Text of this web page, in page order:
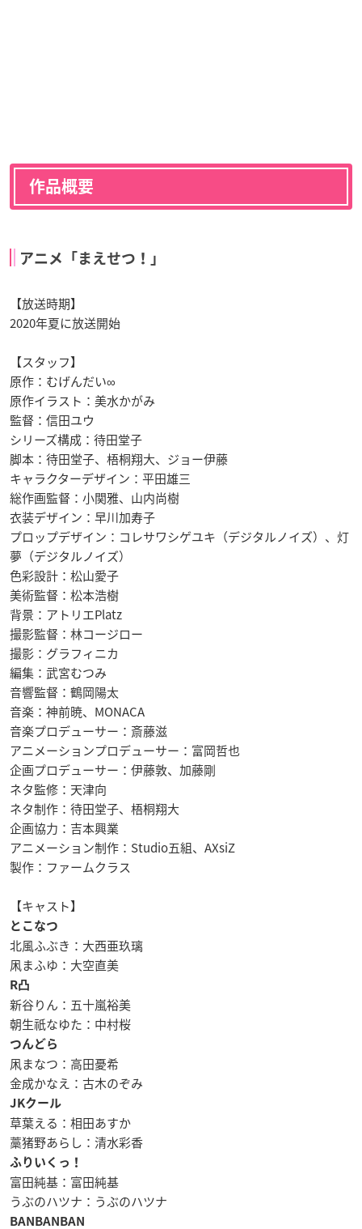
作品概要
アニメ「まえせつ！」
【放送時期】
2020年夏に放送開始
【スタッフ】
原作：むげんだい∞
原作イラスト：美水かがみ
監督：信田ユウ
シリーズ構成：待田堂子
脚本：待田堂子、梧桐翔大、ジョー伊藤
キャラクターデザイン：平田雄三
総作画監督：小関雅、山内尚樹
衣装デザイン：早川加寿子
プロップデザイン：コレサワシゲユキ（デジタルノイズ）、灯
夢（デジタルノイズ）
色彩設計：松山愛子
美術監督：松本浩樹
背景：アトリエPlatz
撮影監督：林コージロー
撮影：グラフィニカ
編集：武宮むつみ
音響監督：鶴岡陽太
音楽：神前暁、MONACA
音楽プロデューサー：斎藤滋
アニメーションプロデューサー：富岡哲也
企画プロデューサー：伊藤敦、加藤剛
ネタ監修：天津向
ネタ制作：待田堂子、梧桐翔大
企画協力：吉本興業
アニメーション制作：Studio五組、AXsiZ
製作：ファームクラス
【キャスト】
とこなつ
北風ふぶき：大西亜玖璃
凩まふゆ：大空直美
R凸
新谷りん：五十嵐裕美
朝生祇なゆた：中村桜
つんどら
凩まなつ：高田憂希
金成かなえ：古木のぞみ
JKクール
草葉える：相田あすか
藁猪野あらし：清水彩香
ふりいくっ！
富田純基：富田純基
うぶのハツナ：うぶのハツナ
BANBANBAN